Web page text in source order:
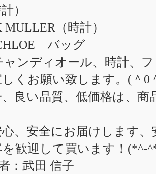
）
MULLER（時計）
バッグ
ャンディオール、時計、
くお願い致します。(＾0
良い品質、低価格は、
、安全にお届けします
を歓迎して買います！(*^-
：武田 信子